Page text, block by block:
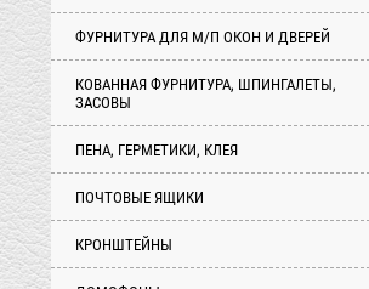
ФУРНИТУРА ДЛЯ М/П ОКОН И ДВЕРЕЙ
КОВАННАЯ ФУРНИТУРА, ШПИНГАЛЕТЫ,
ЗАСОВЫ
ПЕНА, ГЕРМЕТИКИ, КЛЕЯ
ПОЧТОВЫЕ ЯЩИКИ
КРОНШТЕЙНЫ